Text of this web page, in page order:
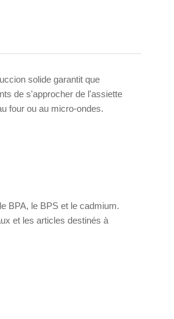
solide garantit que
de s'approcher de l'assiette
four ou au micro-ondes.
BPA, le BPS et le cadmium.
et les articles destinés à